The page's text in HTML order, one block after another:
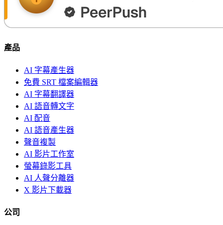
產品
AI 字幕產生器
免費 SRT 檔案編輯器
AI 字幕翻譯器
AI 語音轉文字
AI 配音
AI 語音產生器
聲音複製
AI 影片工作室
螢幕錄影工具
AI 人聲分離器
X 影片下載器
公司